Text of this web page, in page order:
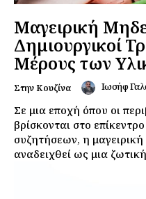
Μαγειρική
Δημιουργικοί
Μέρους των
Στην Κουζίνα Ιωσήφ
Σε μια εποχή όπου οι
βρίσκονται στο
συζητήσεων, η
αναδειχθεί ως μια